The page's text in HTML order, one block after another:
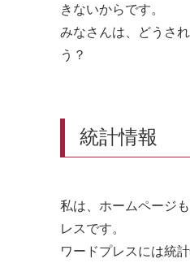
きないからです。
みなさんは、どうさ
う？
統計情報
私は、ホームページ
レスです。
ワードプレスには統